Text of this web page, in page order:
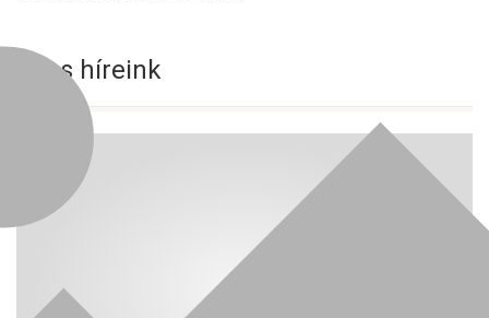
Friss híreink